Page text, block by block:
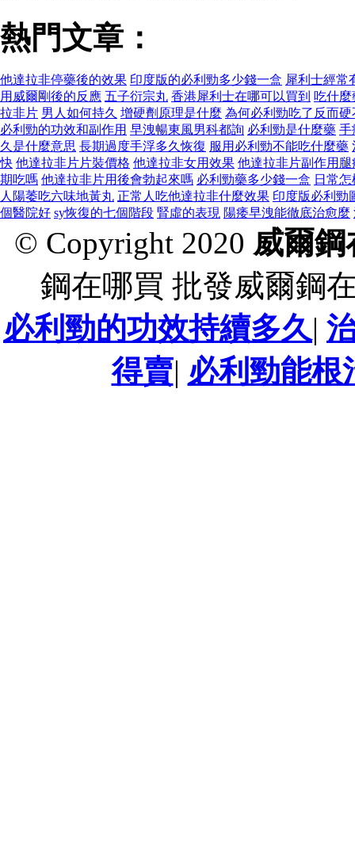
熱門文章：
他達拉非停藥後的效果 印度版的必利勁多少錢一盒 犀利士經常
用威爾剛後的反應 五子衍宗丸 香港犀利士在哪可以買到 吃什
拉非片 男人如何持久 增硬劑原理是什麼 為何必利勁吃了反而硬
必利勁的功效和副作用 早洩暢東風男科都詢 必利勁是什麼藥 手
久是什麼意思 長期過度手浮多久恢復 服用必利勁不能吃什麼藥
快 他達拉非片片裝價格 他達拉非女用效果 他達拉非片副作用腿
期吃嗎 他達拉非片用後會勃起來嗎 必利勁藥多少錢一盒 日常
人陽萎吃六味地黃丸 正常人吃他達拉非什麼效果 印度版必利勁
個醫院好 sy恢復的七個階段 腎虛的表現 陽痿早洩能徹底治愈麼
© Copyright 2020 威爾鋼
鋼在哪買 批發威爾鋼
必利勁的功效持續多久|
得賣| 必利勁能根